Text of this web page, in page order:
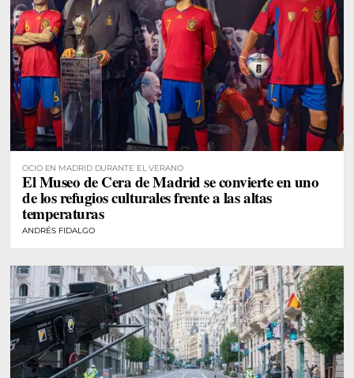
OCIO EN MADRID DURANTE EL VERANO
El Museo de Cera de Madrid se convierte en uno
de los refugios culturales frente a las altas
temperaturas
ANDRÉS FIDALGO